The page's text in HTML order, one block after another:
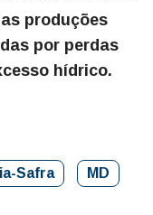
produções
por perdas
hídrico.
Safra MD